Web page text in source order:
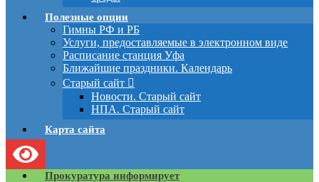
Полезные опции
Гимны РФ и РБ
Услуги, предоставляемые в электронном виде
Расписание станция Уфа
Ближайшие праздники. Календарь
Старый сайт
Новости. Старый сайт
НПА. Старый сайт
Карта сайта
Прокуратура информирует